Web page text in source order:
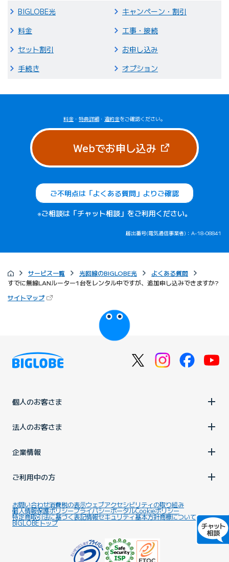
BIGLOBE光
キャンペーン・割引
料金
工事・接続
セット割引
お申し込み
手続き
オプション
料金 ・ 特典詳細 ・ 違約金をご確認ください。
Webでお申し込み（新しいタブ
ご不明点は「よくある質問」よりご確認
※ご相談は「チャット相談」をご利用ください。
届出番号(電気通信事業者)：A-18-08841
サービス一覧 光回線のBIGLOBE光
よくある質問
すでに無線LANルーター1台をレンタル中ですが、追加申し込みできますか?
サイトマップ（新しいタブで開きます）
びっぷるのページ
個人のお客さま
法人のお客さま
企業情報
ご利用中の方
お問い合わせ消費税の表示ウェブアクセシビリティの取り組み
個人情報保護ポリシープライバシーポータルCookieポリシー
特定商取引法に基づく表記情報セキュリティ基本方針商標について
BIGLOBEトップ